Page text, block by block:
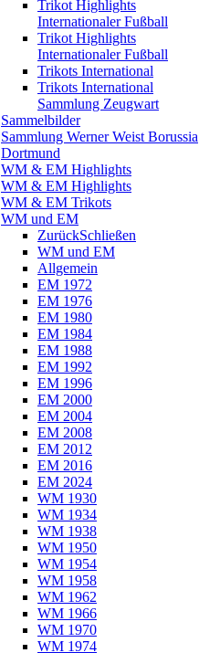
Trikot Highlights
Internationaler Fußball
Trikot Highlights
Internationaler Fußball
Trikots International
Trikots International
Sammlung Zeugwart
Sammelbilder
Sammlung Werner Weist Borussia
Dortmund
WM & EM Highlights
WM & EM Highlights
WM & EM Trikots
WM und EM
ZurückSchließen
WM und EM
Allgemein
EM 1972
EM 1976
EM 1980
EM 1984
EM 1988
EM 1992
EM 1996
EM 2000
EM 2004
EM 2008
EM 2012
EM 2016
EM 2024
WM 1930
WM 1934
WM 1938
WM 1950
WM 1954
WM 1958
WM 1962
WM 1966
WM 1970
WM 1974